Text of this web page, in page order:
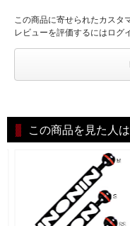
この商品に寄せられたカスタ
レビューを評価するにはログ
この商品を見た人